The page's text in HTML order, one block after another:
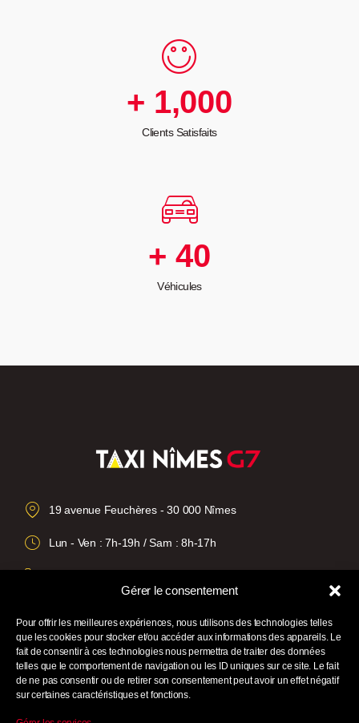
Gérer le consentement
Pour offrir les meilleures expériences, nous utilisons des technologies telles
que les cookies pour stocker et/ou accéder aux informations des appareils. Le
fait de consentir à ces technologies nous permettra de traiter des données
telles que le comportement de navigation ou les ID uniques sur ce site. Le fait
de ne pas consentir ou de retirer son consentement peut avoir un effet négatif
sur certaines caractéristiques et fonctions.
+ 1,000
Clients Satisfaits
+ 40
Véhicules
19 avenue Feuchères - 30 000 Nîmes
Lun - Ven : 7h-19h / Sam : 8h-17h